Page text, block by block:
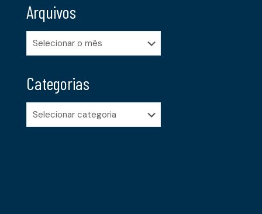
Arquivos
Arquivos
Categorias
Categorias